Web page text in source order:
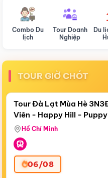
Combo Du
lịch
Tour Doanh
Nghiệp
Du
TOUR GIỜ CHÓT
Còn17:47:21
Tour Đà Lạt Mùa Hè
Viên - Happy Hill -
Hồ Chí Minh
06/08